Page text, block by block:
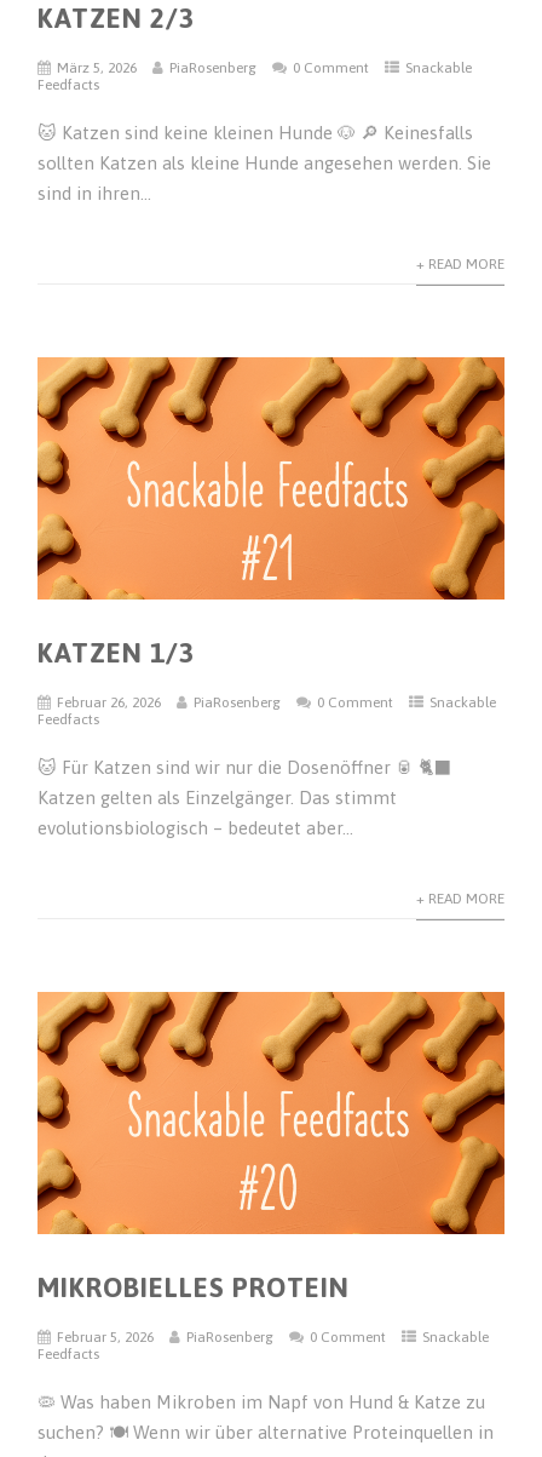
KATZEN 2/3
März 5, 2026 PiaRosenberg 0 Comment
Snackable
Feedfacts
🐱 Katzen sind keine kleinen Hunde 🐶 🔎 Keinesfalls
sollten Katzen als kleine Hunde angesehen werden. Sie
sind in ihren...
+ READ MORE
KATZEN 1/3
Februar 26, 2026 PiaRosenberg 0 Comment
Snackable
Feedfacts
🐱 Für Katzen sind wir nur die Dosenöffner 🥫 🐈‍⬛
Katzen gelten als Einzelgänger. Das stimmt
evolutionsbiologisch – bedeutet aber...
+ READ MORE
MIKROBIELLES PROTEIN
Februar 5, 2026 PiaRosenberg 0 Comment
Snackable
Feedfacts
🦠 Was haben Mikroben im Napf von Hund & Katze zu
suchen? 🍽️ Wenn wir über alternative Proteinquellen in